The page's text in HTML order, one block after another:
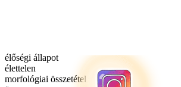
élőségi állapot
élettelen
morfológiai összetétel